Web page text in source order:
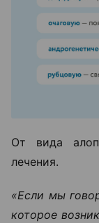
От вида
лечения.
«Если мы
которое